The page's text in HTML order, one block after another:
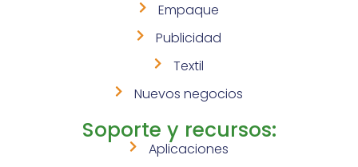
Empaque
Publicidad
Textil
Nuevos negocios
Soporte y recursos:
Aplicaciones